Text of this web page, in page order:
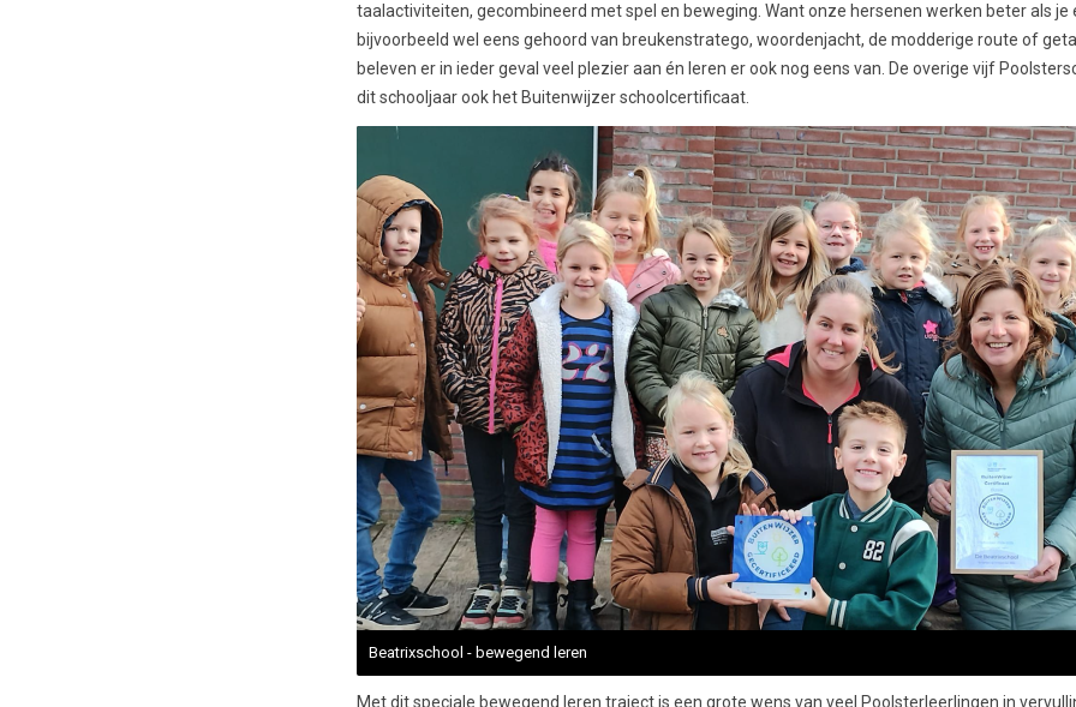
taalactiviteiten, gecombineerd met spel en beweging. Want onze hersenen werken beter als je
bijvoorbeeld wel eens gehoord van breukenstratego, woordenjacht, de modderige route of
beleven er in ieder geval veel plezier aan én leren er ook nog eens van. De overige vijf
dit schooljaar ook het Buitenwijzer schoolcertificaat.
Beatrixschool - bewegend leren
Met dit speciale bewegend leren traject is een grote wens van veel Poolsterleerlingen in